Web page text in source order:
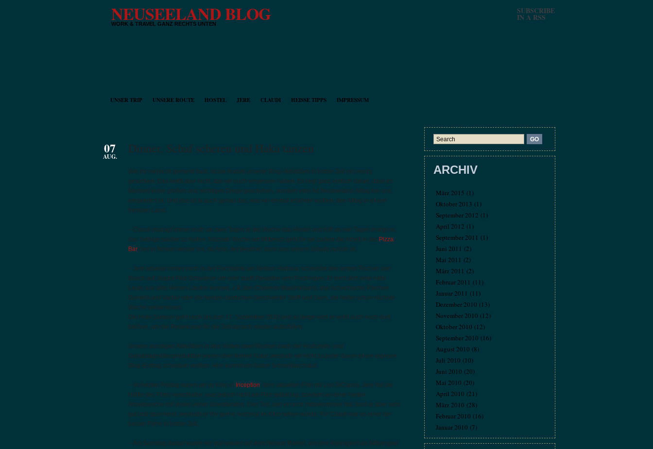
NEUSEELAND BLOG
WORK & TRAVEL GANZ RECHTS UNTEN
SUBSCRIBE
IN A RSS
UNSER TRIP UNSERE ROUTE HOSTEL JERE CLAUDI HEISSE TIPPS IMPRESSUM
07
AUG.
Dinner, Schaf scheren und Haka tanzen
Wie ihr vielleicht gemerkt habt, ist die Anzahl unserer Blog-Aktivitäten in letzter Zeit ein wenig
gesunken. Das heißt aber nicht, das wir euch vergessen haben. Es liegt ganz einfach daran, dass im
Moment keine großen und wichtigen Dinge geschehen, sondern eine Art Neuseeland-Alltag bei uns
eingekehrt ist. Und das ist ja auch genau das, was wir einmal erfahren wollten, den Alltag in einem
fremden Land.
– Claudi managt immer noch an zwei Tagen in der Woche das Hostel und hilft an vier Tagen morgens,
das Selbige sauber zu halten. Nächste Woche am Mittwoch geht für sie zudem die Arbeit in der Pizza
Bar hier in Nelson wieder los, da Amir, der Besitzer, dann aus seinem Urlaub zurück ist.
– Jere arbeitet immer noch in der Fischfabrik am Nelson Harbour, schneidet den armen Fischen den
Bauch auf, klappt Filet-Schwänze um oder zupft Parasiten vom Fischrogen. Er lernt dort viele nette
Leute aus aller Herren Länder kennen, z.B. den Chilenen Max(imiliano), das tschechische Pärchen
Daniela und Vaclav oder die beiden deutschen Geschwister Steffi und Sven, die leider schon nächste
Woche weiterreisen.
Die Hoki-Saisson geht noch bis zum 17. September 2010 und so lange wird er wohl auch noch dort
bleiben, um die Reisekasse für die Zeit danach wieder aufzufüllen.
Unsere sonstigen Aktivitäten in den letzten zwei Wochen nach der Hochzeits- und
Gebutstagsvideoproduktion waren eher kleiner Natur, weshalb wir nicht zu jeder davon einen eigenen
Blog-Eintrag schreiben wollten. Hier kommt ein kurzer Schnelldurchlauf.
– Vorletzten Freitag waren wir im Kino in Inception, dem aktuellen Film mit Leo DiCaprio. Jere hat die
Hälfte des Films verschlafen, was jedoch nicht am Film selbst lag, sondern an einer harten
Arbeitswoche mit vielen vielen Überstunden. Den Teil, den er noch mitbekommen hat, fand er aber sehr
gut und spannend, weshalb er ihn gerne nochmal im Kino sehen würde. Für Claudi war es einer der
besten Filme in letzter Zeit.
– Am Samstag darauf waren wir mal wieder auf dem Nelson Market, um eine Kleinigkeit als Mitbringsel
ARCHIV
März 2015 (1)
Oktober 2013 (1)
September 2012 (1)
April 2012 (1)
September 2011 (1)
Juni 2011 (2)
Mai 2011 (2)
März 2011 (2)
Februar 2011 (11)
Januar 2011 (11)
Dezember 2010 (13)
November 2010 (12)
Oktober 2010 (12)
September 2010 (16)
August 2010 (8)
Juli 2010 (10)
Juni 2010 (20)
Mai 2010 (20)
April 2010 (21)
März 2010 (28)
Februar 2010 (16)
Januar 2010 (7)